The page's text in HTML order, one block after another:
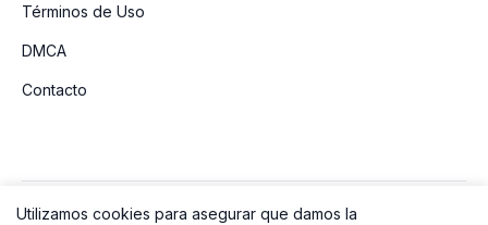
Términos de Uso
DMCA
Contacto
Utilizamos cookies para asegurar que damos la